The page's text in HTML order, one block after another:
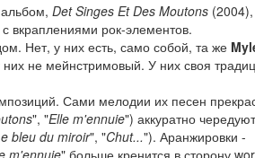
Det Singes Et Des Moutons (2004),
вкраплениями рок-элементов.
Нет, у них есть, само собой, та же
не мейнстримовый. У них своя
Сами мелодии их песен
", "Elle m'ennuie") аккуратно
bleu du miroir", "Chut..."). Аранжировки -
m'ennuie" больше кренится в сторону